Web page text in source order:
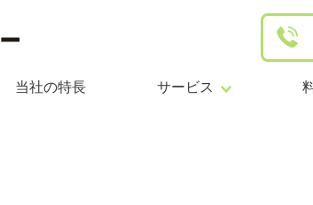
て 個人向けサービス
当社の特長 サービス